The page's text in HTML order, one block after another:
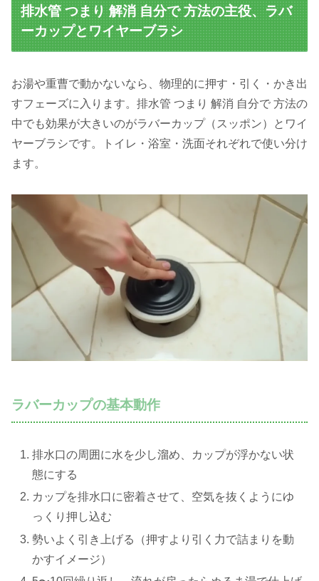
排水管 つまり 解消 自分で 方法の主役、ラバ
ーカップとワイヤーブラシ
お湯や重曹で動かないなら、物理的に押す・引く・かき出
すフェーズに入ります。排水管 つまり 解消 自分で 方法の
中でも効果が大きいのがラバーカップ（スッポン）とワイ
ヤーブラシです。トイレ・浴室・洗面それぞれで使い分け
ます。
ラバーカップの基本動作
排水口の周囲に水を少し溜め、カップが浮かない状
態にする
カップを排水口に密着させて、空気を抜くようにゆ
っくり押し込む
勢いよく引き上げる（押すより引く力で詰まりを動
かすイメージ）